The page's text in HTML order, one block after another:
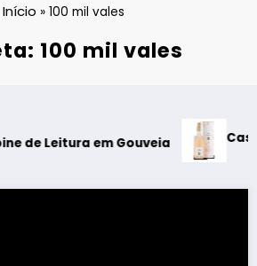
Início »100 mil vales
100 mil vales
em Gouveia Casa de